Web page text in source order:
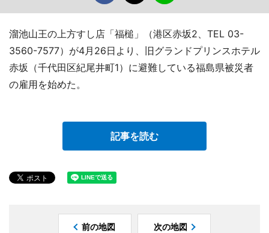
溜池山王の上方すし店「福槌」（港区赤坂2、TEL 03-
3560-7577）が4月26日より、旧グランドプリンスホテル
赤坂（千代田区紀尾井町1）に避難している福島県被災者
の雇用を始めた。
記事を読む
前の地図 次の地図